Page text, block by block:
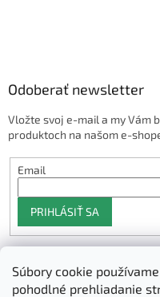
Súbory cookie
pohodlné prehliadanie
Odoberať newsletter
Vložte svoj e-mail a my Vám
produktoch na našom e-
Email
PRIHLÁSIŤ SA